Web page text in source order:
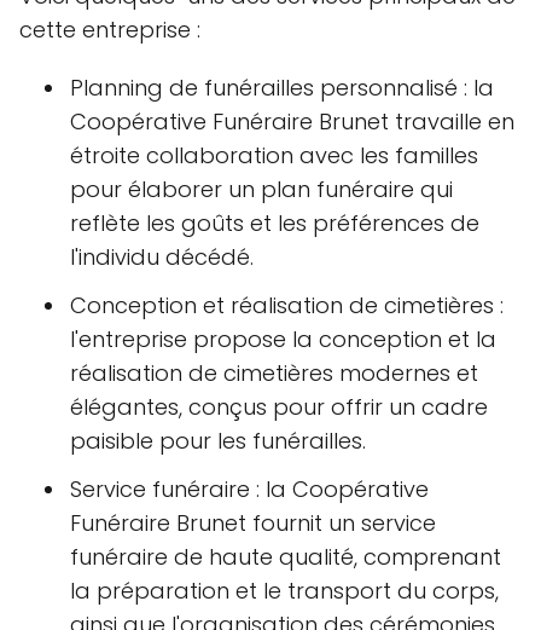
cette entreprise :
Planning de funérailles personnalisé : la
Coopérative Funéraire Brunet travaille en
étroite collaboration avec les familles
pour élaborer un plan funéraire qui
reflète les goûts et les préférences de
l'individu décédé.
Conception et réalisation de cimetières :
l'entreprise propose la conception et la
réalisation de cimetières modernes et
élégantes, conçus pour offrir un cadre
paisible pour les funérailles.
Service funéraire : la Coopérative
Funéraire Brunet fournit un service
funéraire de haute qualité, comprenant
la préparation et le transport du corps,